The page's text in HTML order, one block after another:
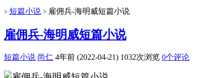
> 短篇小说 > 雇佣兵-海明威短篇小说
雇佣兵-海明威短篇小说
短篇小说 尚仁 4年前 (2022-04-21) 1032次浏览 0个评论